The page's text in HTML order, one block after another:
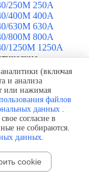
250M 250A
400M 400A
630М 630A
800M 800A
1250М 1250A
3F M2C2S2 M
3F M2C2S2 М
3F M2C2S2 М
3F M2C2S2 М
3F M2C2S2 М
(включая
и анализа
или нажимая
файлов
данных .
согласие в
не собираются.
данных.
cookie